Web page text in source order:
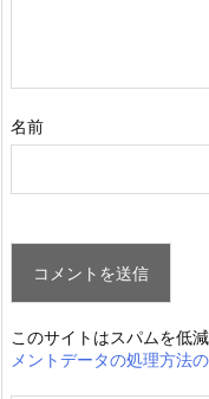
名前
このサイトはスパムを低
メントデータの処理方法